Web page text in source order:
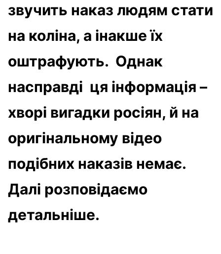
звучить наказ людям стати
на коліна, а інакше їх
оштрафують. Однак
насправді ця інформація –
хворі вигадки росіян, й на
оригінальному відео
подібних наказів немає.
Далі розповідаємо
детальніше.